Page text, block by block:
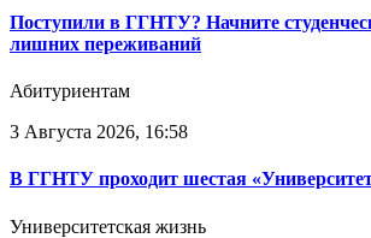
Поступили в ГГНТУ? Начните
лишних переживаний
Абитуриентам
3 Августа 2026, 16:58
В ГГНТУ проходит шестая
Университетская жизнь